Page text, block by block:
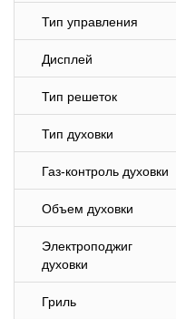
Тип управления
Дисплей
Тип решеток
Тип духовки
Газ-контроль духовки
Объем духовки
Электроподжиг
духовки
Гриль